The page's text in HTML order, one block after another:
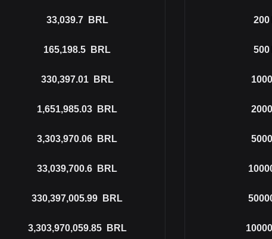
33,039.7 BRL
165,198.5 BRL
330,397.01 BRL
1,651,985.03 BRL
3,303,970.06 BRL
33,039,700.6 BRL
330,397,005.99 BRL
3,303,970,059.85 BRL
200
500
1000
2000
5000